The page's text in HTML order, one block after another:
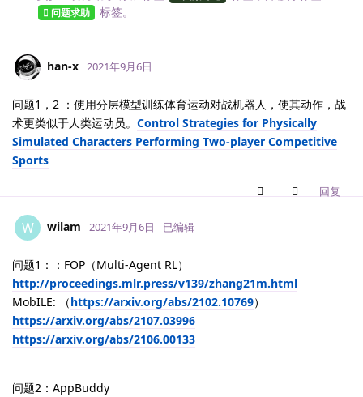
问题求助 标签。
han-x 2021年9月6日
问题1，2 ：使用分层模型训练体育运动对战机器人，使其动作，战
术更类似于人类运动员。 Control Strategies for Physically
Simulated Characters Performing Two-player Competitive
Sports
回复
W wilam 2021年9月6日 已编辑
问题1：：FOP（Multi-Agent RL）
http://proceedings.mlr.press/v139/zhang21m.html
MobILE: （https://arxiv.org/abs/2102.10769）
https://arxiv.org/abs/2107.03996
https://arxiv.org/abs/2106.00133
问题2：AppBuddy